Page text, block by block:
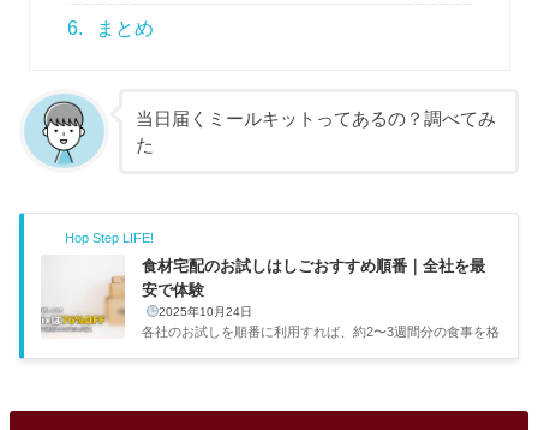
6. まとめ
当日届くミールキットってあるの？調べてみ
た
Hop Step LIFE!
食材宅配のお試しはしごおすすめ順番｜全社を最
安で体験
2025年10月24日
各社のお試しを順番に利用すれば、約2〜3週間分の食事を格
ベストな順番をまとめました。お試しはしごがおすすめな理